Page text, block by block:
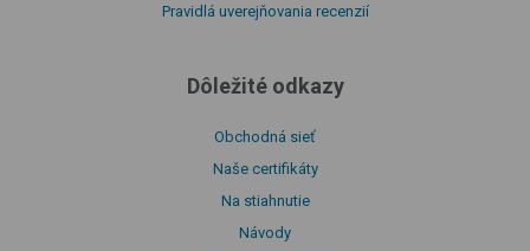
Pravidlá uverejňovania recenzií
Dôležité odkazy
Obchodná sieť
Naše certifikáty
Na stiahnutie
Návody